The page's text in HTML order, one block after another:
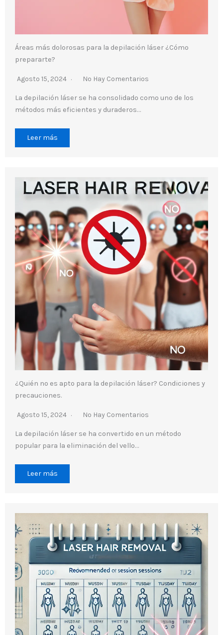
Áreas más dolorosas para la depilación láser ¿Cómo
prepararte?
Agosto 15, 2024 No Hay Comentarios
La depilación láser se ha consolidado como uno de los
métodos más eficientes y duraderos…
Leer más
¿Quién no es apto para la depilación láser? Condiciones y
precauciones.
Agosto 15, 2024 No Hay Comentarios
La depilación láser se ha convertido en un método
popular para la eliminación del vello…
Leer más